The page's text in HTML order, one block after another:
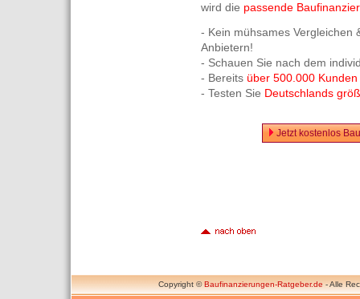
wird die passende
- Kein mühsames Vergleichen
Anbietern!
- Schauen Sie nach dem
- Bereits über 500.000 Kunden
- Testen Sie Deutschlands
Jetzt kostenlos
Copyright ©Baufinanzierungen-Ratgeber.de- Alle